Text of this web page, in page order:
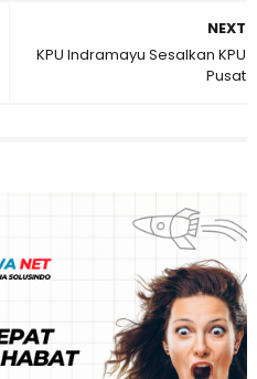
NEXT
KPU Indramayu Sesalkan KPU
Pusat